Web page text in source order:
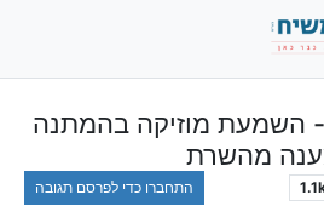
חדש במודול API - השמעת מוזיקה בהמתנה
מהשרת
התחברו כדי לפרסם תגובה